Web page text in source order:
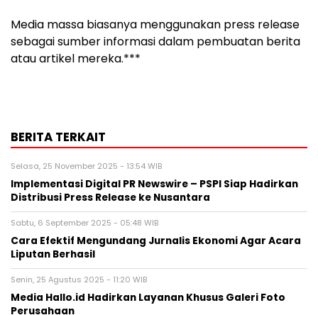
Media massa biasanya menggunakan press release
sebagai sumber informasi dalam pembuatan berita
atau artikel mereka.***
BERITA TERKAIT
Selasa, 25 November 2025 - 13:54 WIB
Implementasi Digital PR Newswire – PSPI Siap Hadirkan
Distribusi Press Release ke Nusantara
Sabtu, 6 September 2025 - 05:48 WIB
Cara Efektif Mengundang Jurnalis Ekonomi Agar Acara
Liputan Berhasil
Senin, 25 Agustus 2025 - 11:20 WIB
Media Hallo.id Hadirkan Layanan Khusus Galeri Foto
Perusahaan